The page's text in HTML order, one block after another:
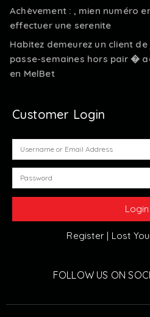
Achèvement : , mien numéro
effectuer une serenite
Habitez demeurez un client
passe-semaines hors pair �
en MelBet
Customer Login
Register | Lost